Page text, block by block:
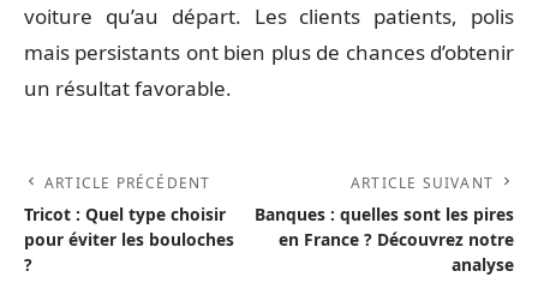
voiture qu’au départ. Les clients patients, polis
mais persistants ont bien plus de chances d’obtenir
un résultat favorable.
ARTICLE PRÉCÉDENT
Tricot : Quel type choisir
pour éviter les bouloches
?
ARTICLE SUIVANT
Banques : quelles sont les pires
en France ? Découvrez notre
analyse